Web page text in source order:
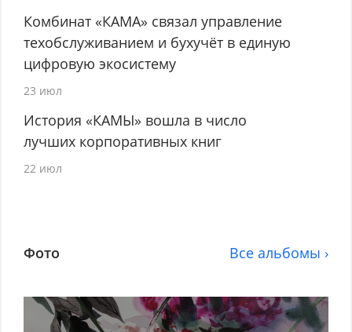
Комбинат «КАМА» связал управление
техобслуживанием и бухучёт в единую
цифровую экосистему
23 июл
История «КАМЫ» вошла в число
лучших корпоративных книг
22 июл
Фото Все альбомы ›